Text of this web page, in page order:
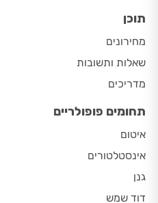
תוכן
מחירונים
שאלות ותשובות
מדריכים
תחומים פופולריים
איטום
אינסטלטורים
גנן
דוד שמש